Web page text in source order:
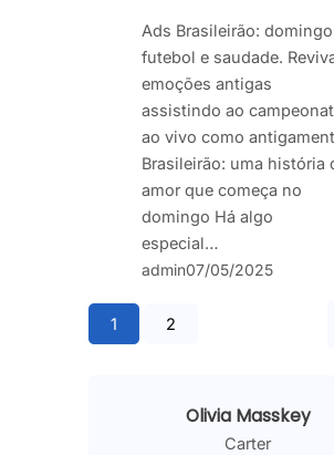
Ads Brasileirão:
futebol e saudade.
emoções antigas
assistindo ao
ao vivo como
Brasileirão: uma história
amor que começa no
domingo Há algo
especial…
admin07/05/2025
1 2
Olivia Masskey
Carter